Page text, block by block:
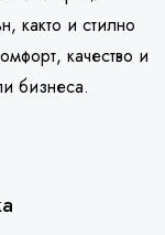
както и стилно
качество и
бизнеса.